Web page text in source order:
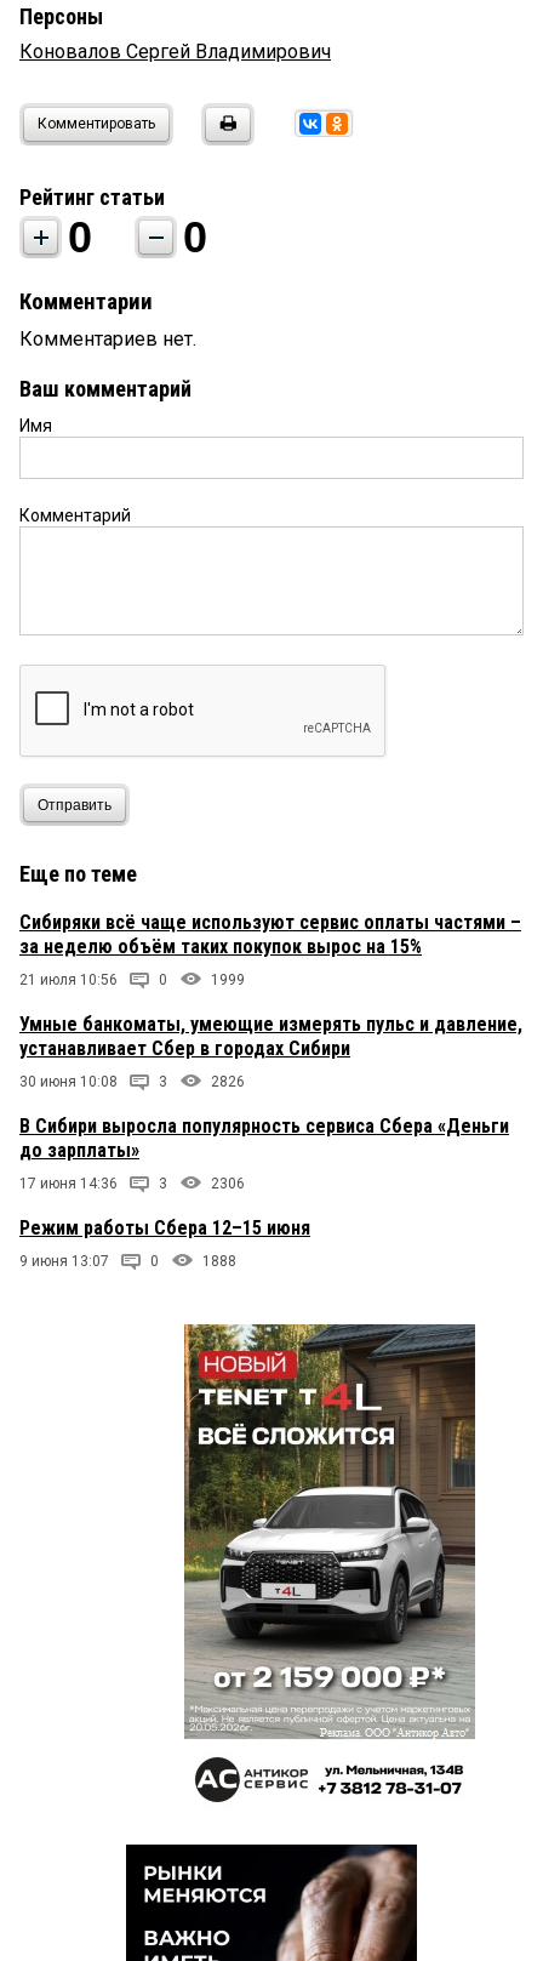
Персоны
Коновалов Сергей Владимирович
Комментировать
Рейтинг статьи
0 0
Комментарии
Комментариев нет.
Ваш комментарий
Имя
Комментарий
Отправить
Еще по теме
Сибиряки всё чаще используют сервис оплаты частями –
за неделю объём таких покупок вырос на 15%
21 июля 10:56 0 1999
Умные банкоматы, умеющие измерять пульс и давление,
устанавливает Сбер в городах Сибири
30 июня 10:08 3 2826
В Сибири выросла популярность сервиса Сбера «Деньги
до зарплаты»
17 июня 14:36 3 2306
Режим работы Сбера 12–15 июня
9 июня 13:07 0 1888